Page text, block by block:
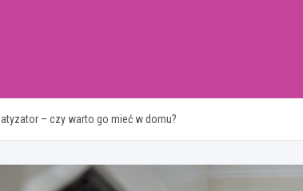
– czy warto go mieć w domu?